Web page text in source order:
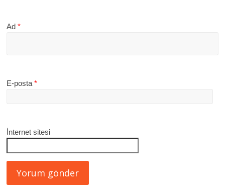
Ad*
E-posta*
İnternet sitesi